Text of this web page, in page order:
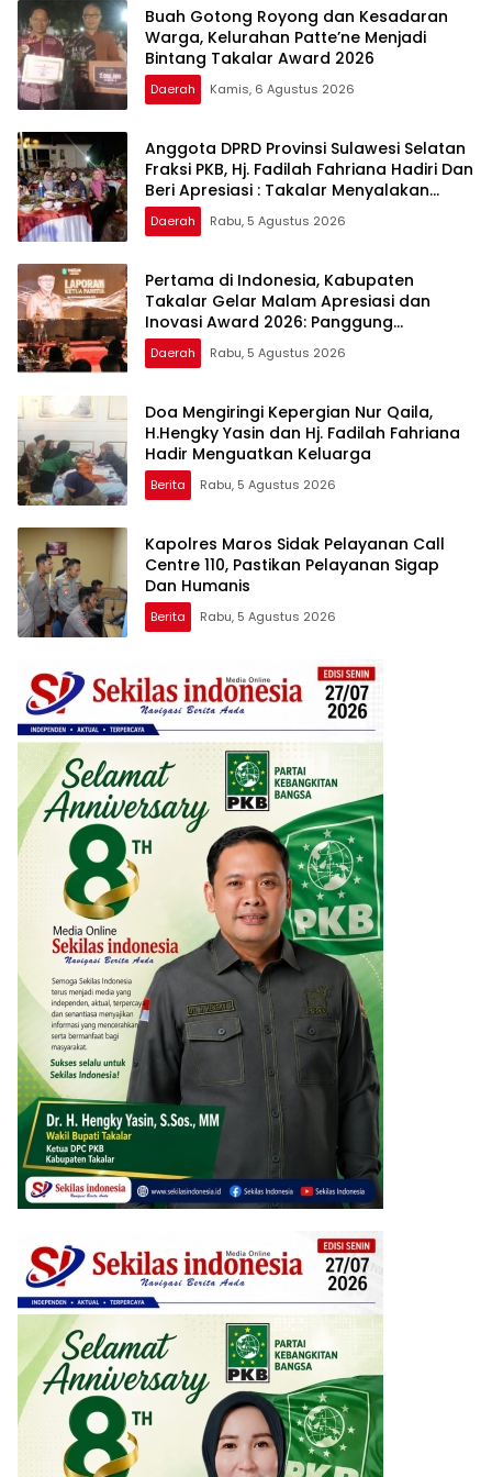
Buah Gotong Royong dan Kesadaran
Warga, Kelurahan Patte’ne Menjadi
Bintang Takalar Award 2026
Daerah Kamis, 6 Agustus 2026
Anggota DPRD Provinsi Sulawesi Selatan
Fraksi PKB, Hj. Fadilah Fahriana Hadiri Dan
Beri Apresiasi : Takalar Menyalakan
Lentera Pengabdian Melalui Malam
Apresiasi dan Inovasi Award 2026
Daerah Rabu, 5 Agustus 2026
Pertama di Indonesia, Kabupaten
Takalar Gelar Malam Apresiasi dan
Inovasi Award 2026: Panggung
Penghargaan bagi Pelayan Publik
Berprestasi
Daerah Rabu, 5 Agustus 2026
Doa Mengiringi Kepergian Nur Qaila,
H.Hengky Yasin dan Hj. Fadilah Fahriana
Hadir Menguatkan Keluarga
Berita Rabu, 5 Agustus 2026
Kapolres Maros Sidak Pelayanan Call
Centre 110, Pastikan Pelayanan Sigap
Dan Humanis
Berita Rabu, 5 Agustus 2026